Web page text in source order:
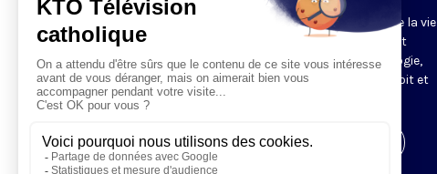
s'agisse de médecine ou de sciences de la vie
et de l'univers, de sciences humaines et
sociales ou de philosophie et de théologie,
des arts et des lettres ou encore de droit et
de sciences économiques.
Visiter la page de l'émission